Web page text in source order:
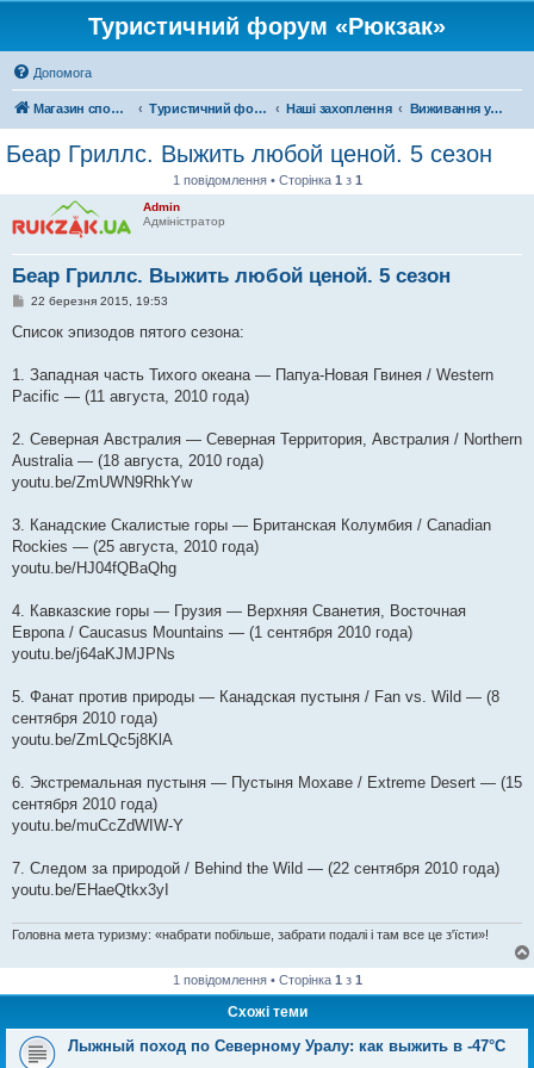
Туристичний форум «Рюкзак»
Допомога
Магазин спорядження Туристичний форум «Рюкзак» Наші захоплення Виживання у дикій природі
Беар Гриллс. Выжить любой ценой. 5 сезон
1 повідомлення • Сторінка 1 з 1
Admin
Адміністратор
Беар Гриллс. Выжить любой ценой. 5 сезон
П
в
о
л
н
я
22 березня 2015, 19:53
Список эпизодов пятого сезона:
1. Западная часть Тихого океана — Папуа-Новая Гвинея / Western
Pacific — (11 августа, 2010 года)
2. Северная Австралия — Северная Территория, Австралия / Northern
Australia — (18 августа, 2010 года)
youtu.be/ZmUWN9RhkYw
3. Канадские Скалистые горы — Британская Колумбия / Canadian
Rockies — (25 августа, 2010 года)
youtu.be/HJ04fQBaQhg
4. Кавказские горы — Грузия — Верхняя Сванетия, Восточная
Европа / Caucasus Mountains — (1 сентября 2010 года)
youtu.be/j64aKJMJPNs
5. Фанат против природы — Канадская пустыня / Fan vs. Wild — (8
сентября 2010 года)
youtu.be/ZmLQc5j8KlA
6. Экстремальная пустыня — Пустыня Мохаве / Extreme Desert — (15
сентября 2010 года)
youtu.be/muCcZdWIW-Y
7. Следом за природой / Behind the Wild — (22 сентября 2010 года)
youtu.be/EHaeQtkx3yI
Головна мета туризму: «набрати побільше, забрати подалі і там все це з'їсти»!
1 повідомлення • Сторінка 1 з 1
Схожі теми
Лыжный поход по Северному Уралу: как выжить в -47°C